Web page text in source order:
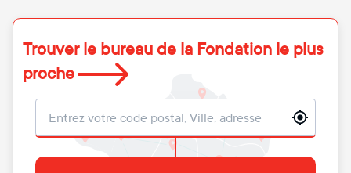
Trouver le bureau de la Fondation le plus
proche
Localisation